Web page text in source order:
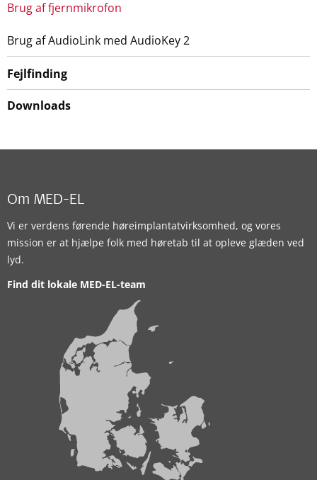
Brug af fjernmikrofon
Brug af AudioLink med AudioKey 2
Fejlfinding
Downloads
Om MED-EL
Vi er verdens førende høreimplantatvirksomhed, og vores
mission er at hjælpe folk med høretab til at opleve glæden ved
lyd.
Find dit lokale MED-EL-team